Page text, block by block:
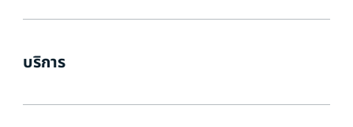
บริการ